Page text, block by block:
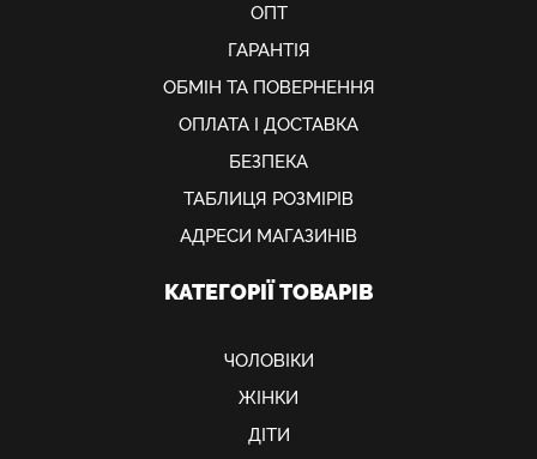
ОПТ
ГАРАНТІЯ
ОБМIН ТА ПОВЕРНЕННЯ
ОПЛАТА І ДОСТАВКА
БЕЗПЕКА
ТАБЛИЦЯ РОЗМІРІВ
АДРЕСИ МАГАЗИНІВ
КАТЕГОРІЇ ТОВАРІВ
ЧОЛОВІКИ
ЖІНКИ
ДІТИ